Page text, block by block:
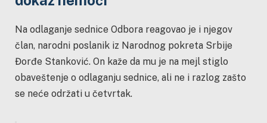
Na odlaganje sednice Odbora reagovao je i njegov
član, narodni poslanik iz Narodnog pokreta Srbije
Đorđe Stanković. On kaže da mu je na mejl stiglo
obaveštenje o odlaganju sednice, ali ne i razlog zašto
se neće održati u četvrtak.